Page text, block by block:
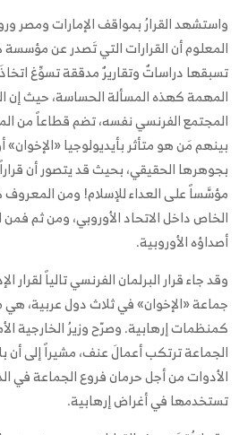
واستشهد القرارُ بمواقف الإمارات ومصر
المعلوم أن القرارات التي تَصدر عن مؤسسة
تسبقها دراساتٌ وتقاريرٌ مدققة تسوِّغ
المهمة كهذه المسألة الحساسة، حيث إن
المجتمع الفرنسي نفسه، تضم قطاعاً من
بينهم مَن هو متأثر بأيديولوجيا «الإخوان»
بجوهرها الحقيقي، بحيث قد يتصور أن
مؤسَّساً على العداء للإسلام! ومن المعروف
الخاص داخل الاتحاد الأوروبي، ومن ثم فمن
أصداؤه الأوروبية.
وقد جاء قرار البرلمان الفرنسي تالياً لقرار
جماعة «الإخوان» في ثلاث دول عربية، هي
كمنظمات إرهابية. وصرّح وزيرُ الخارجية
الجماعة ترتكب أعمالَ عنف، مشيراً إلى
الأدوات من أجل حرمان فروع الجماعة في
تستخدمها في أغراض إرهابية.